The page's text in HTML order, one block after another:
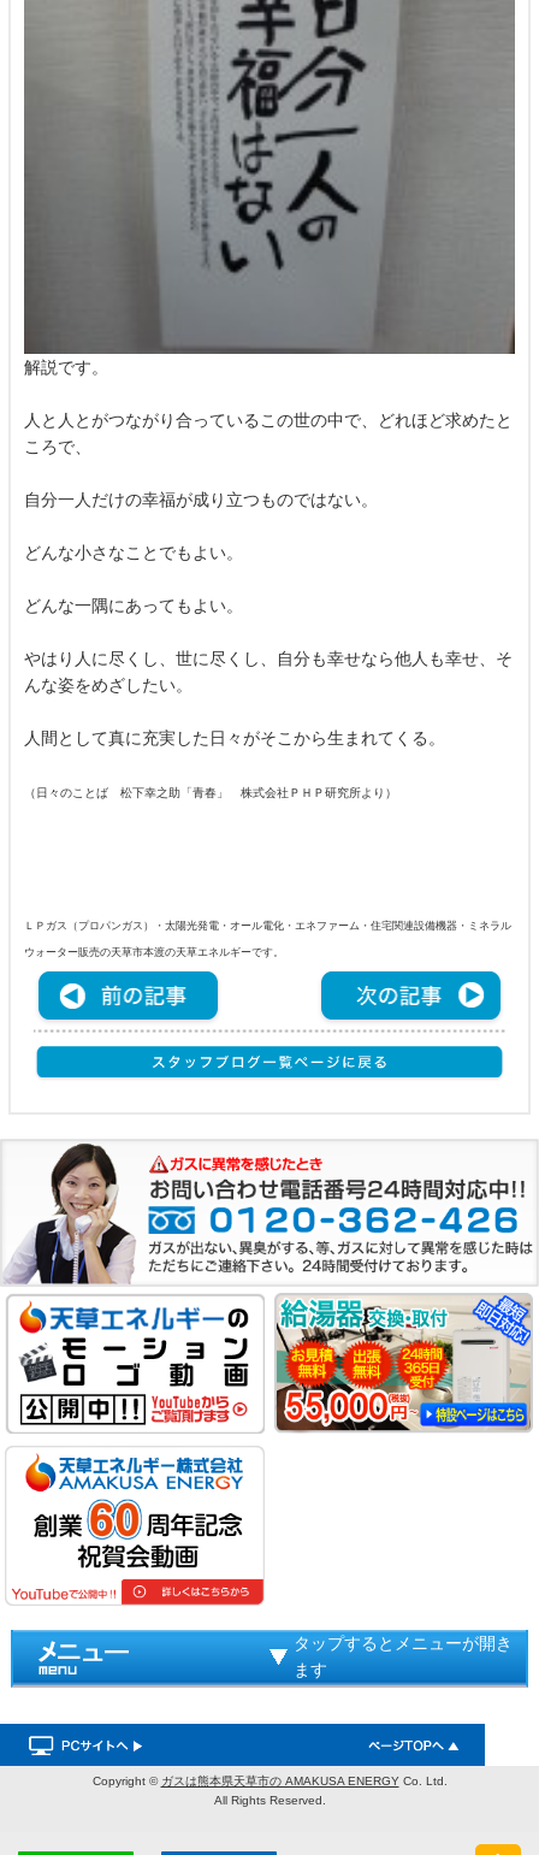
解説です。
人と人とがつながり合っているこの世の中で、どれほど求めたと
ころで、
自分一人だけの幸福が成り立つものではない。
どんな小さなことでもよい。
どんな一隅にあってもよい。
やはり人に尽くし、世に尽くし、自分も幸せなら他人も幸せ、そ
んな姿をめざしたい。
人間として真に充実した日々がそこから生まれてくる。
（日々のことば 松下幸之助「青春」 株式会社ＰＨＰ研究所より）
ＬＰガス（プロパンガス）・太陽光発電・オール電化・エネファーム・住宅関連設備機器・ミネラル
ウォーター販売の天草市本渡の天草エネルギーです。
タップするとメニューが開き
ます
Copyright © ガスは熊本県天草市の AMAKUSA ENERGYCo. Ltd.
All Rights Reserved.